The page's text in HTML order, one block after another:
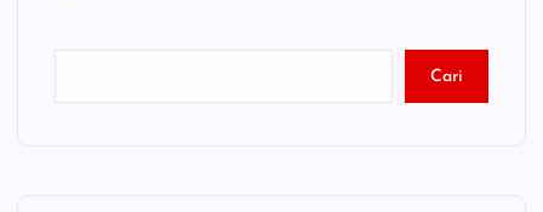
Cari